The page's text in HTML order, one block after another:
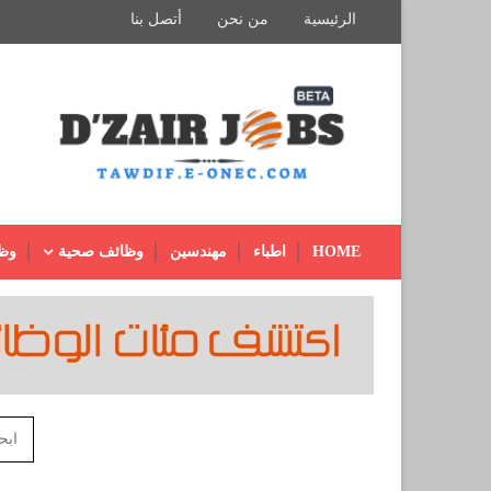
الرئيسية من نحن أتصل بنا
HOME اطباء مهندسين وظائف صحية